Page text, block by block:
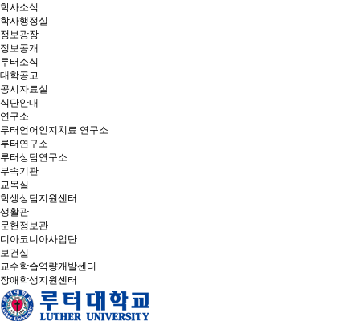
학사소식
학사행정실
정보광장
정보공개
루터소식
대학공고
공시자료실
식단안내
연구소
루터언어인지치료 연구소
루터연구소
루터상담연구소
부속기관
교목실
학생상담지원센터
생활관
문헌정보관
디아코니아사업단
보건실
교수학습역량개발센터
장애학생지원센터